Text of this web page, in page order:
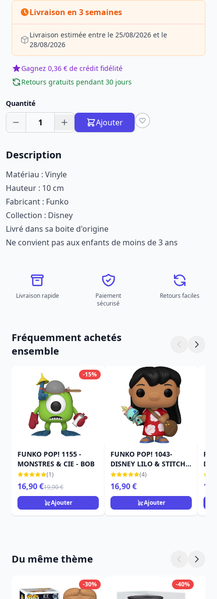
Livraison en 3 semaines
Livraison estimée entre le 25/08/2026 et le
28/08/2026
Gagnez 0,36 € de crédit fidélité
Retours gratuits pendant 30 jours
Quantité
1 Ajouter
Description
Matériau : Vinyle
Hauteur : 10 cm
Fabricant : Funko
Collection : Disney
Livré dans sa boite d'origine
Ne convient pas aux enfants de moins de 3 ans
Livraison rapide
Paiement
sécurisé
Retours faciles
Fréquemment achetés
ensemble
-15%
FUNKO POP! 1155 -
MONSTRES & CIE - BOB
(1)
16,90 €19,90 €
Ajouter
FUNKO POP! 1043-
DISNEY LILO & STITCH -
LILO
(4)
16,90 €
Ajouter
Du même thème
-30% -40%